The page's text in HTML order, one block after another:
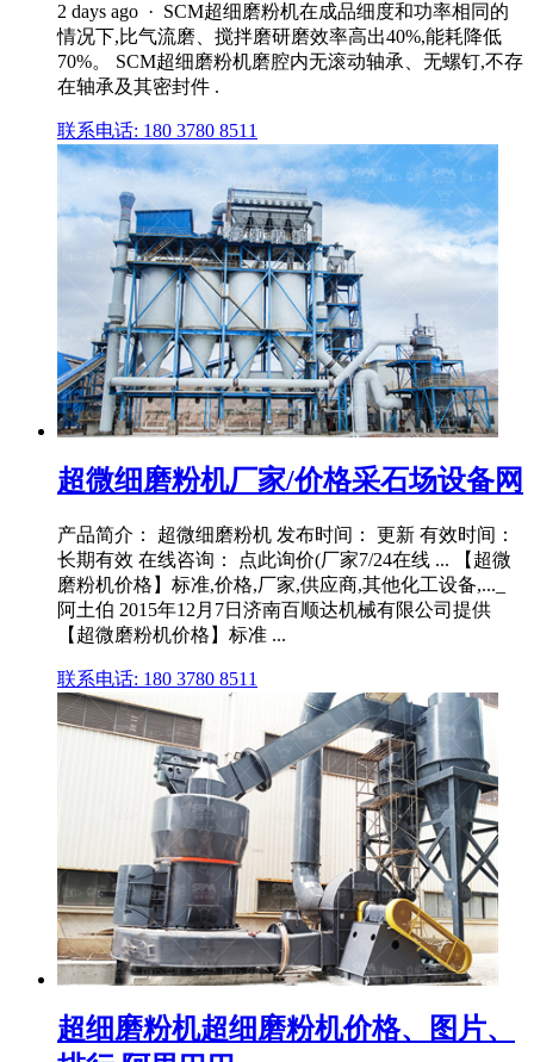
2 days ago · SCM超细磨粉机在成品细度和功率相同的
情况下,比气流磨、搅拌磨研磨效率高出40%,能耗降低
70%。 SCM超细磨粉机磨腔内无滚动轴承、无螺钉,不存
在轴承及其密封件 .
联系电话: 180 3780 8511
超微细磨粉机厂家/价格采石场设备网
产品简介： 超微细磨粉机 发布时间： 更新 有效时间：
长期有效 在线咨询： 点此询价(厂家7/24在线 ... 【超微
磨粉机价格】标准,价格,厂家,供应商,其他化工设备,..._
阿土伯 2015年12月7日济南百顺达机械有限公司提供
【超微磨粉机价格】标准 ...
联系电话: 180 3780 8511
超细磨粉机超细磨粉机价格、图片、